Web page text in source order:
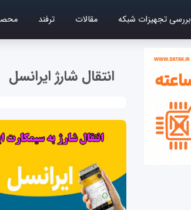
بررسی تجهیزات شبکه مقالات ترفند
انتقال شارژ ایرانسل